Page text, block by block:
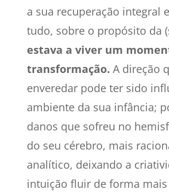
a sua recuperação integral
tudo, sobre o propósito da
estava a viver um
transformação. A direção
enveredar pode ter sido
ambiente da sua infância;
danos que sofreu no
do seu cérebro, mais
analítico, deixando a
intuição fluir de forma mais